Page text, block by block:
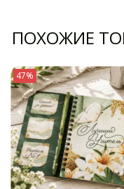
ПОХОЖИЕ
47%